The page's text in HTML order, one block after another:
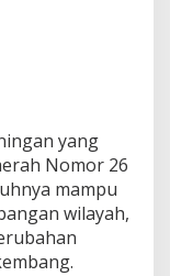
yang
Nomor 26
mampu
wilayah,